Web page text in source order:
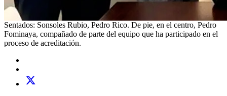
Sentados: Sonsoles Rubio, Pedro Rico. De pie, en el centro, Pedro
Fominaya, compañado de parte del equipo que ha participado en el
proceso de acreditación.